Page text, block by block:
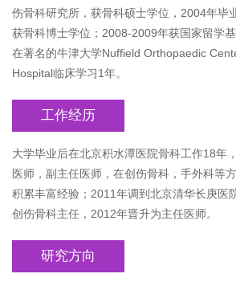
伤骨科研究所，获骨科硕士学位，2004年毕
获骨科博士学位；2008-2009年获国家留学
在著名的牛津大学Nuffield Orthopaedic
Hospital临床学习1年。
工作经历
大学毕业后在北京积水潭医院骨科工作18年
医师，副主任医师，在创伤骨科，手外科等
积累丰富经验；2011年调到北京清华长庚医
创伤骨科主任，2012年晋升为主任医师。
研究方向